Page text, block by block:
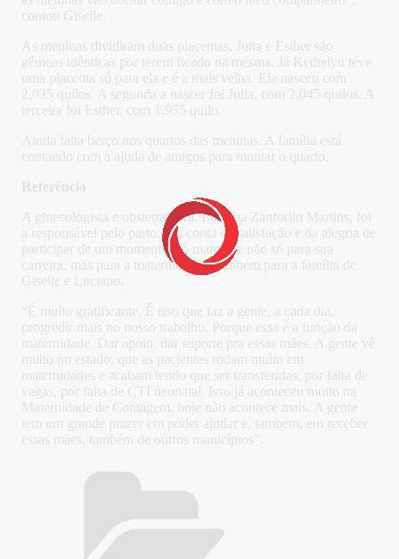
contou Giselle.
As meninas dividiram duas placentas. Julia e Esther são
gêmeas idênticas por terem ficado na mesma. Já Kethelyn teve
uma placenta só para ela e é a mais velha. Ela nasceu com
2,035 quilos. A segunda a nascer foi Julia, com 2,045 quilos. A
terceira foi Esther, com 1,955 quilo.
Ainda falta berço nos quartos das meninas. A família está
contando com a ajuda de amigos para montar o quarto.
Referência
A ginecologista e obstetra, Dra. Luciana Zanforlin Martins, foi
a responsável pelo parto. Ela conta da satisfação e da alegria de
participar de um momento tão marcante não só para sua
carreira, mas para a maternidade e também para a família de
Giselle e Luciano.
“É muito gratificante. É isso que faz a gente, a cada dia,
progredir mais no nosso trabalho. Porque essa é a função da
maternidade. Dar apoio, dar suporte pra essas mães. A gente vê
muito no estado, que as pacientes rodam muito em
maternidades e acabam tendo que ser transferidas, por falta de
vagas, por falta de CTI neonatal. Isso já aconteceu muito na
Maternidade de Contagem, hoje não acontece mais. A gente
tem um grande prazer em poder ajudar e, também, em receber
essas mães, também de outros municípios”.